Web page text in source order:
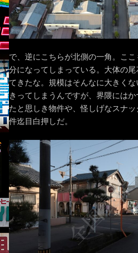
で、逆にこちらが北側の一角。こ
分になってしまっている。大体の尾
てきたな。規模はそんなに大きくな
きってしまうんですが、界隈には
たと思しき物件や、怪しげなスナ
件迄目白押しだ。